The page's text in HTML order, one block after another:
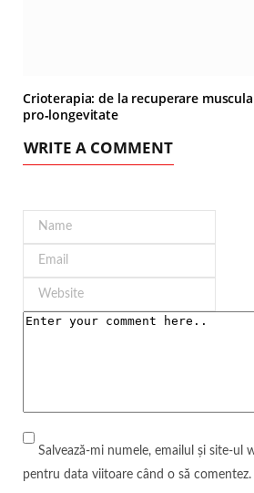
Crioterapia: de la recuperare
pro‑longevitate
WRITE A COMMENT
Salvează-mi numele, emailul și site-ul
pentru data viitoare când o să comentez.